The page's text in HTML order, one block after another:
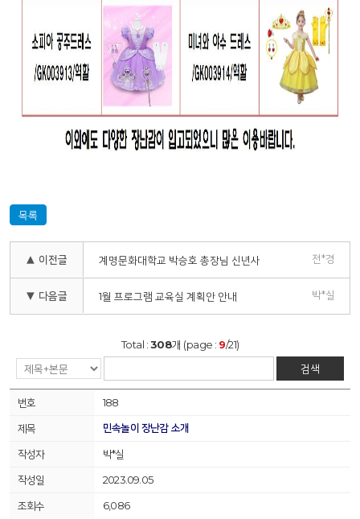
목록
▲ 이전글 계명문화대학교 박승호 총장님 신년사 전*경
▼ 다음글 1월 프로그램 교육실 계획안 안내 박*실
Total :308개 (page : 9/21)
검색
188
민속놀이 장난감 소개
박*실
2023.09.05
6,086